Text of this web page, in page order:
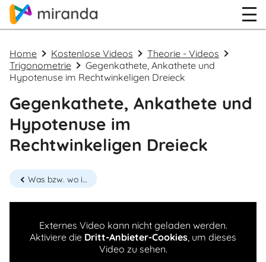
Home Kostenlose Videos
Theorie - Videos
Trigonometrie
Gegenkathete, Ankathete und
Hypotenuse im Rechtwinkeligen Dreieck
Gegenkathete, Ankathete und
Hypotenuse im
Rechtwinkeligen Dreieck
Was bzw. wo ist die Hypotenuse?
Externes Video kann nicht geladen werden.
Aktiviere die Dritt-Anbieter-Cookies, um dieses
Video zu sehen.